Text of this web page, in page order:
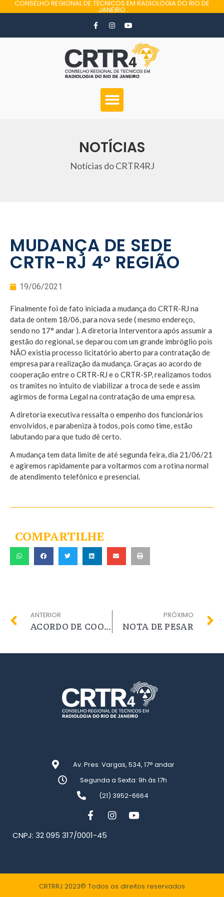
CONSELHO REGIONAL DE TÉCNICOS EM RADIOLOGIA DO RIO DE
JANEIRO
NOTÍCIAS
Notícias do CRTR4RJ
MUDANÇA DE SEDE
CRTR-RJ 4° REGIÃO
19/06/2021
Finalmente foi de fato iniciada a mudança do CRTR-RJ na
data de ontem 18/06, para nova sede ( mesmo endereço,
sendo no 17° andar ). A diretoria Interventora após assumir a
gestão do regional, se deparou com um grande imbróglio pois
NÃO existia processo licitatório aberto para contratação de
empresa para realização da mudança. Graças ao acordo de
cooperação entre o CRTR-RJ e o CRTR-SP, realizamos todos
os tramites no intuito de viabilizar a troca de sede e assim
agirmos de forma Legal na contratação de uma empresa.
A diretoria executiva ressalta o empenho dos funcionários
envolvidos, e parabeniza à todos, pois como time, estão
labutando para que tudo dê certo.
A mudança tem data limite de até segunda feira, dia 21/06/21
e agiremos rapidamente para voltarmos com a rotina normal
de atendimento telefônico e presencial.
COMPARTILHE
ANTERIOR
ACORDO DE COOPERAÇÃO CRTR-RJ e CRTR-SP
PRÓXIMO
NOTA DE PESAR
Av. Pres. Vargas, 534, 17° andar
Segunda a Sexta: 9h às 17h
(21) 3952-6664
CNPJ: 32 095 317/0001-45
CRTRRJ 2023© Todos os direitos reservados